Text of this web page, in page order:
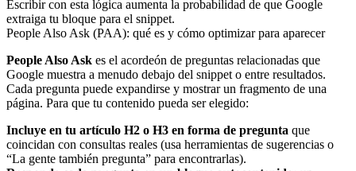
Escribir con esta lógica aumenta la probabilidad de que Google
extraiga tu bloque para el snippet.
People Also Ask (PAA): qué es y cómo optimizar para aparecer
People Also Ask es el acordeón de preguntas relacionadas que
Google muestra a menudo debajo del snippet o entre resultados.
Cada pregunta puede expandirse y mostrar un fragmento de una
página. Para que tu contenido pueda ser elegido:
Incluye en tu artículo H2 o H3 en forma de pregunta que
coincidan con consultas reales (usa herramientas de sugerencias o
“La gente también pregunta” para encontrarlas).